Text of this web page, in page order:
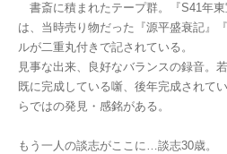
書斎に積まれたテープ群。『S41年
は、当時売り物だった『源平盛衰記』
ルが二重丸付きで記されている。
見事な出来、良好なバランスの録音。
既に完成している噺、後年完成されて
らではの発見・感銘がある。
もう一人の談志がここに…談志30歳。